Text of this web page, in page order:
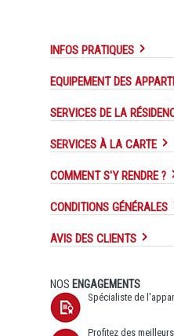
INFOS PRATIQUES
EQUIPEMENT DES
SERVICES DE LA
SERVICES À LA CARTE
COMMENT S'Y RENDRE ?
CONDITIONS GÉNÉRALES
AVIS DES CLIENTS
NOS ENGAGEMENTS
Spécialiste de
Profitez des